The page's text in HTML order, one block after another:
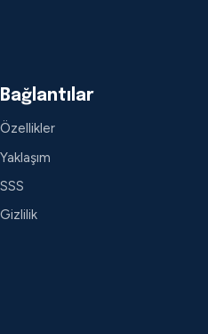
Bağlantılar
Özellikler
Yaklaşım
SSS
Gizlilik